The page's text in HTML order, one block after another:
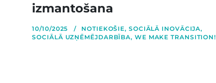
izmantošana
10/10/2025 NOTIEKOŠIE, SOCIĀLĀ INOVĀCIJA,
SOCIĀLĀ UZŅĒMĒJDARBĪBA, WE MAKE TRANSITION!